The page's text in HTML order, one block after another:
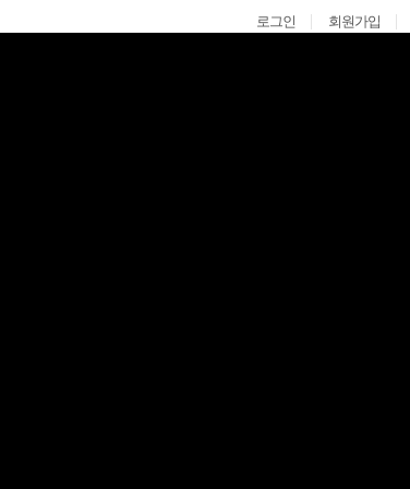
로그인 회원가입